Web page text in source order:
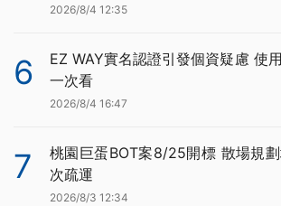
2026/8/4 12:35
6
EZ WAY實名認證引發個資疑慮 使
一次看
2026/8/4 16:47
7
桃園巨蛋BOT案8/25開標 散場規
次疏運
2026/8/3 12:34